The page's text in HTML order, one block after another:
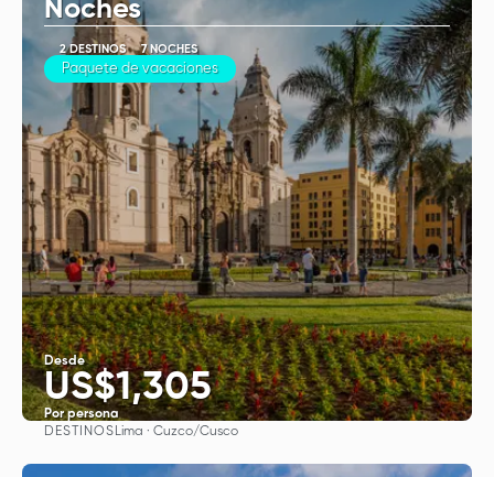
Noches
2 DESTINOS 7 NOCHES
Paquete de vacaciones
Desde
US$1,305
Por persona
DESTINOSLima · Cuzco/Cusco